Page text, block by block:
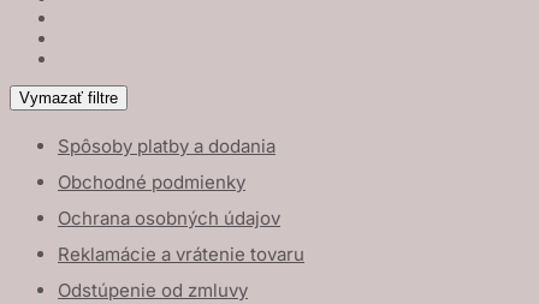
Vymazať filtre
Spôsoby platby a dodania
Obchodné podmienky
Ochrana osobných údajov
Reklamácie a vrátenie tovaru
Odstúpenie od zmluvy